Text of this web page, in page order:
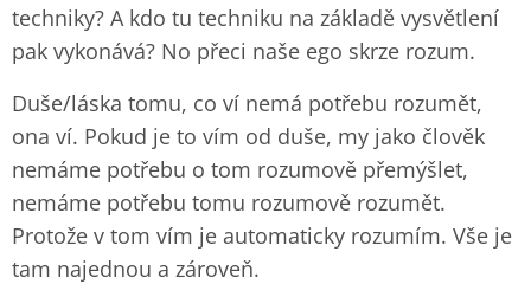
techniky? A kdo tu techniku na základě vysvětlení
pak vykonává? No přeci naše ego skrze rozum.
Duše/láska tomu, co ví nemá potřebu rozumět,
ona ví. Pokud je to vím od duše, my jako člověk
nemáme potřebu o tom rozumově přemýšlet,
nemáme potřebu tomu rozumově rozumět.
Protože v tom vím je automaticky rozumím. Vše je
tam najednou a zároveň.